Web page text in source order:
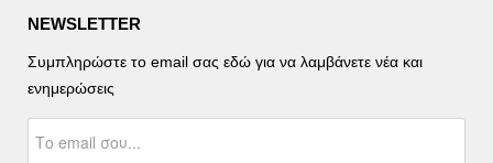
NEWSLETTER
Συμπληρώστε το email σας εδώ για να λαμβάνετε νέα και
ενημερώσεις